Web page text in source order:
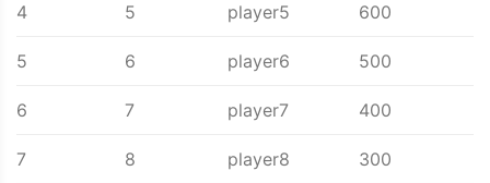
4 5 player5 600
5 6 player6 500
6 7 player7 400
7 8 player8 300